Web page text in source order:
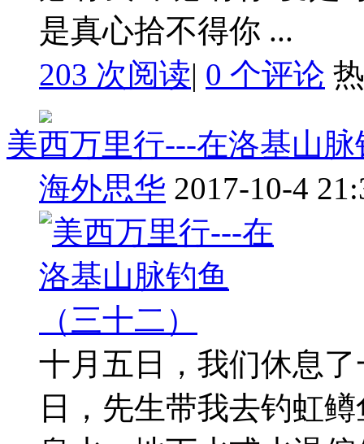
是真心拾不得你 ...
203 次阅读| 0 个评论
美西万里行---在洛基山
海外思华 2017-10-4
十月五日，我们休息
日，先生带我去钓虹